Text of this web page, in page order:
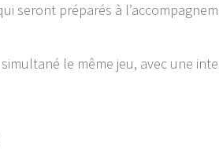
seront préparés à
le même jeu, avec une